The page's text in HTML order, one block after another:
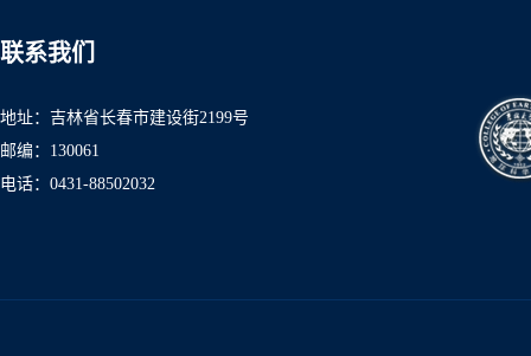
联系我们
地址：吉林省长春市建设街2199号
邮编：130061
电话：0431-88502032